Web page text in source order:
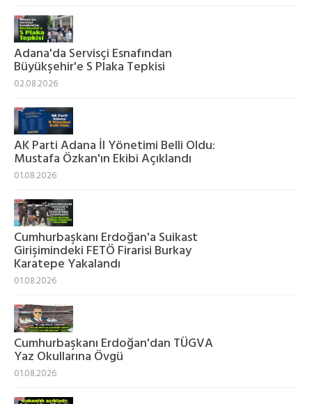
Adana'da Servisçi Esnafından
Büyükşehir'e S Plaka Tepkisi
02.08.2026
AK Parti Adana İl Yönetimi Belli Oldu:
Mustafa Özkan'ın Ekibi Açıklandı
01.08.2026
Cumhurbaşkanı Erdoğan'a Suikast
Girişimindeki FETÖ Firarisi Burkay
Karatepe Yakalandı
01.08.2026
Cumhurbaşkanı Erdoğan'dan TÜGVA
Yaz Okullarına Övgü
01.08.2026